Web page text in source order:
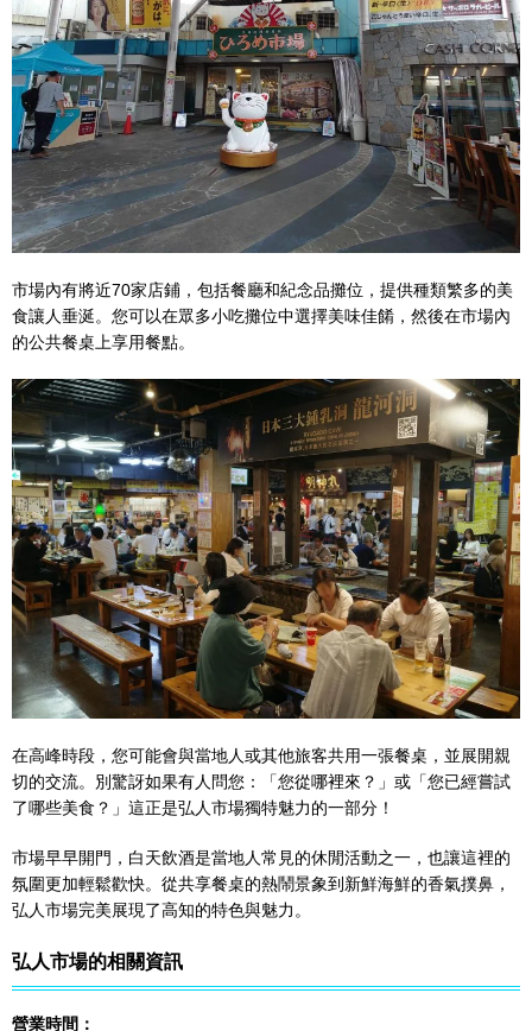
市場內有將近70家店鋪，包括餐廳和紀念品攤位，提供種類繁多的美
食讓人垂涎。您可以在眾多小吃攤位中選擇美味佳餚，然後在市場內
的公共餐桌上享用餐點。
在高峰時段，您可能會與當地人或其他旅客共用一張餐桌，並展開親
切的交流。別驚訝如果有人問您：「您從哪裡來？」或「您已經嘗試
了哪些美食？」這正是弘人市場獨特魅力的一部分！
市場早早開門，白天飲酒是當地人常見的休閒活動之一，也讓這裡的
氛圍更加輕鬆歡快。從共享餐桌的熱鬧景象到新鮮海鮮的香氣撲鼻，
弘人市場完美展現了高知的特色與魅力。
弘人市場的相關資訊
營業時間：